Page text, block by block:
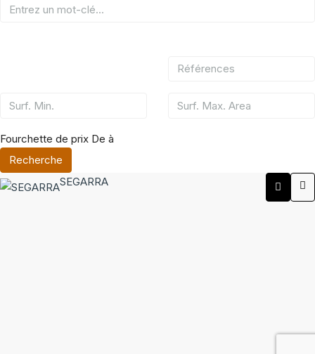
Fourchette de prix De à
Recherche
SEGARRA